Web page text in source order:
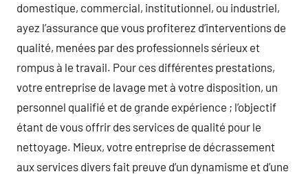
domestique, commercial, institutionnel, ou industriel,
ayez l’assurance que vous profiterez d’interventions de
qualité, menées par des professionnels sérieux et
rompus à le travail. Pour ces différentes prestations,
votre entreprise de lavage met à votre disposition, un
personnel qualifié et de grande expérience ; l’objectif
étant de vous offrir des services de qualité pour le
nettoyage. Mieux, votre entreprise de décrassement
aux services divers fait preuve d’un dynamisme et d’une